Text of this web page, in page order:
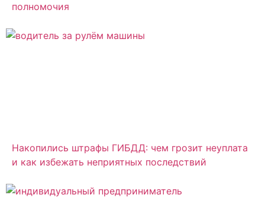
полномочия
Накопились штрафы ГИБДД: чем грозит неуплата
и как избежать неприятных последствий